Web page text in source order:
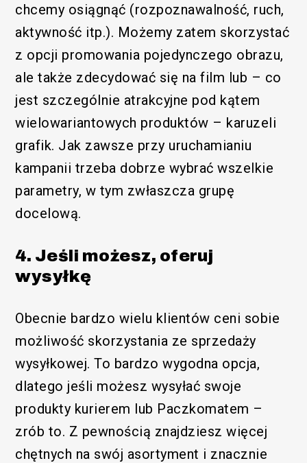
chcemy osiągnąć (rozpoznawalność, ruch,
aktywność itp.). Możemy zatem skorzystać
z opcji promowania pojedynczego obrazu,
ale także zdecydować się na film lub – co
jest szczególnie atrakcyjne pod kątem
wielowariantowych produktów – karuzeli
grafik. Jak zawsze przy uruchamianiu
kampanii trzeba dobrze wybrać wszelkie
parametry, w tym zwłaszcza grupę
docelową.
4. Jeśli możesz, oferuj
wysyłkę
Obecnie bardzo wielu klientów ceni sobie
możliwość skorzystania ze sprzedaży
wysyłkowej. To bardzo wygodna opcja,
dlatego jeśli możesz wysyłać swoje
produkty kurierem lub Paczkomatem –
zrób to. Z pewnością znajdziesz więcej
chętnych na swój asortyment i znacznie